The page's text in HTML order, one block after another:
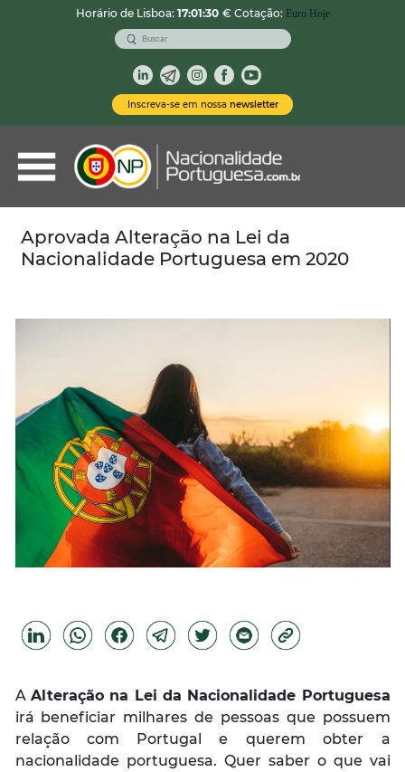
Horário de Lisboa:17:01:31 € Cotação: Euro Hoje
Inscreva-se em nossa newsletter
Nacionalidade Portuguesa
Vistos de Residência
Imóveis em Portugal
Demais Serviços
Vistos Temporários
Aprovada Alteração na Lei da
Nacionalidade Portuguesa em 2020
A Alteração na Lei da Nacionalidade Portuguesa
irá beneficiar milhares de pessoas que possuem
relação com Portugal e querem obter a
nacionalidade portuguesa. Quer saber o que vai